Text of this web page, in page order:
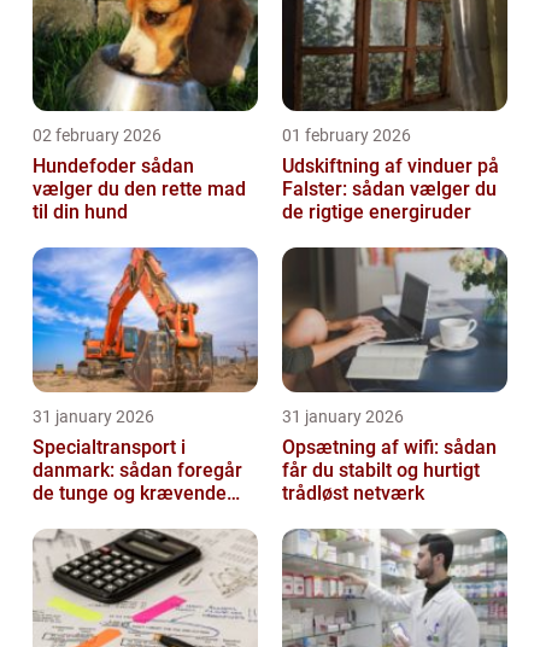
02 february 2026
Hundefoder sådan
vælger du den rette mad
til din hund
01 february 2026
Udskiftning af vinduer på
Falster: sådan vælger du
de rigtige energiruder
31 january 2026
Specialtransport i
danmark: sådan foregår
de tunge og krævende
31 january 2026
Opsætning af wifi: sådan
får du stabilt og hurtigt
trådløst netværk